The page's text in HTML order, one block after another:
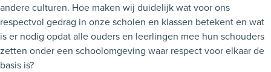
andere culturen. Hoe maken wij duidelijk wat voor ons
respectvol gedrag in onze scholen en klassen betekent en wat
is er nodig opdat alle ouders en leerlingen mee hun schouders
zetten onder een schoolomgeving waar respect voor elkaar de
basis is?